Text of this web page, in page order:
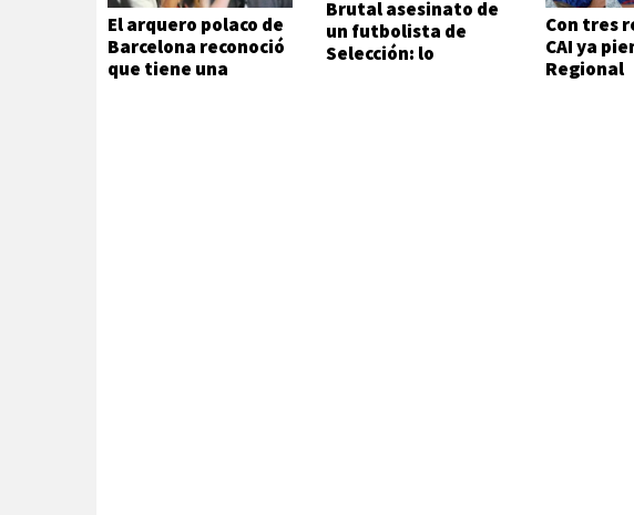
El arquero polaco de
Barcelona reconoció
que tiene una
Brutal asesinato de
un futbolista de
Selección: lo
Con tres
CAI ya
Regional